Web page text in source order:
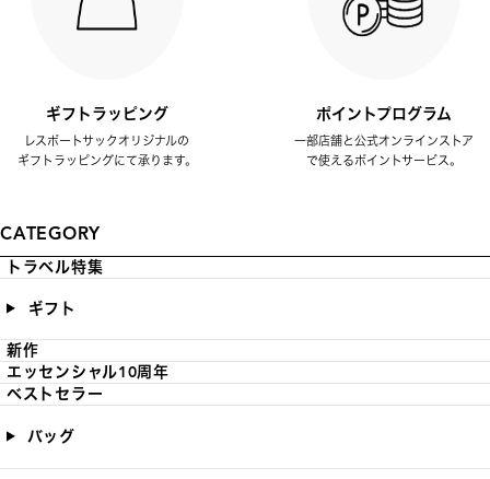
ギフトラッピング
レスポートサックオリジナルの
ギフトラッピングにて承ります。
ポイントプログラム
一部店舗と公式オンラインストア
で使えるポイントサービス。
CATEGORY
トラベル特集
ギフト
新作
エッセンシャル10周年
ベストセラー
バッグ